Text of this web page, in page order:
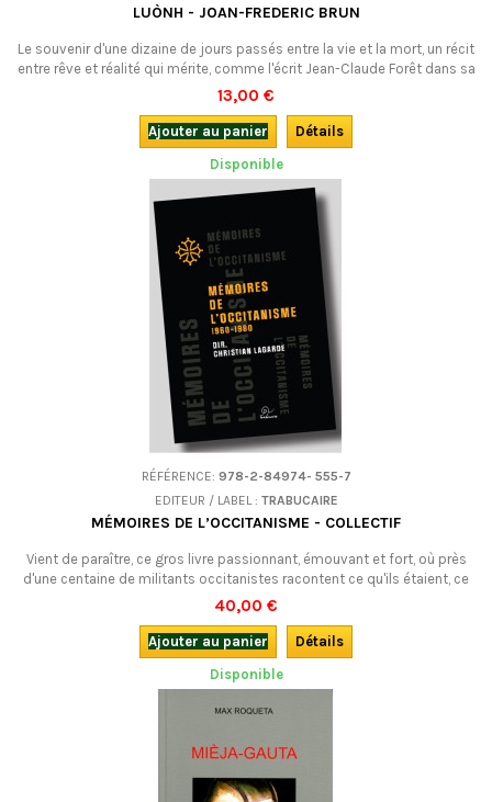
LUÒNH - JOAN-FREDERIC BRUN
Le souvenir d'une dizaine de jours passés entre la vie et la mort, un récit
entre rêve et réalité qui mérite, comme l'écrit Jean-Claude Forêt dans sa
postface, "de faire date dans la littérature occitane pour la nouveauté
de son propos, de son genre et de son enjeu".En occitan.
13,00 €
Ajouter au panier
Détails
Disponible
RÉFÉRENCE: 978-2-84974- 555-7
EDITEUR / LABEL : TRABUCAIRE
MÉMOIRES DE L’OCCITANISME - COLLECTIF
Vient de paraître, ce gros livre passionnant, émouvant et fort, où près
d'une centaine de militants occitanistes racontent ce qu'ils étaient, ce
qu'ils ont fait, ce qu'ils ont vécu de 1960 à 1980.En français.
40,00 €
Ajouter au panier
Détails
Disponible